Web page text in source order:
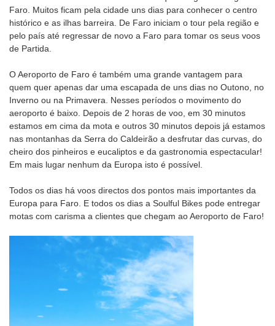
Faro. Muitos ficam pela cidade uns dias para conhecer o centro
histórico e as ilhas barreira. De Faro iniciam o tour pela região e
pelo país até regressar de novo a Faro para tomar os seus voos
de Partida.
O Aeroporto de Faro é também uma grande vantagem para
quem quer apenas dar uma escapada de uns dias no Outono, no
Inverno ou na Primavera. Nesses períodos o movimento do
aeroporto é baixo. Depois de 2 horas de voo, em 30 minutos
estamos em cima da mota e outros 30 minutos depois já estamos
nas montanhas da Serra do Caldeirão a desfrutar das curvas, do
cheiro dos pinheiros e eucaliptos e da gastronomia espectacular!
Em mais lugar nenhum da Europa isto é possível.
Todos os dias há voos directos dos pontos mais importantes da
Europa para Faro. E todos os dias a Soulful Bikes pode entregar
motas com carisma a clientes que chegam ao Aeroporto de Faro!